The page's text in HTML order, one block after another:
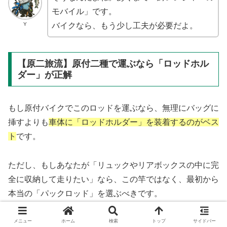
Y
モバイル」です。
バイクなら、もう少し工夫が必要だよ。
【原二旅流】原付二種で運ぶなら「ロッドホル
ダー」が正解
もし原付バイクでこのロッドを運ぶなら、無理にバッグに
挿すよりも車体に「ロッドホルダー」を装着するのがベス
ト です。
ただし、もしあなたが「リュックやリアボックスの中に完
全に収納して走りたい」なら、この竿ではなく、最初から
本当の「パックロッド」を選ぶべきです。
メニュー ホーム 検索 トップ サイドバー